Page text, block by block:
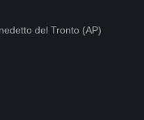
del Tronto (AP)